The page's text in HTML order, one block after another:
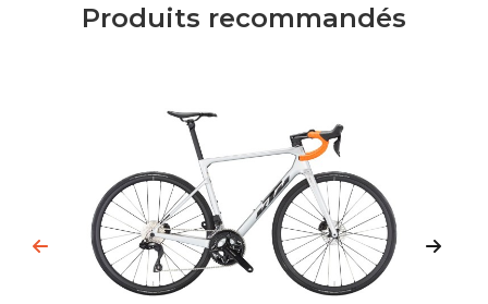
Produits recommandés